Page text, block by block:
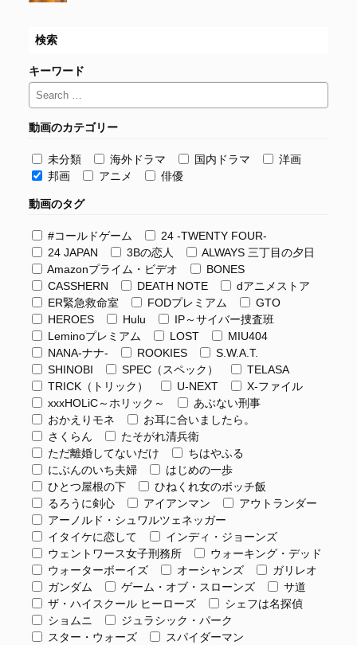
検索
キーワード
動画のカテゴリー
未分類 海外ドラマ 国内ドラマ
洋画
邦画
アニメ 俳優
動画のタグ
#コールドゲーム
24 -TWENTY FOUR-
24 JAPAN
3Bの恋人
ALWAYS 三丁目の夕日
Amazonプライム・ビデオ
BONES
CASSHERN
DEATH NOTE
dアニメストア
ER緊急救命室
FODプレミアム
GTO
HEROES
Hulu
IP～サイバー捜査班
Leminoプレミアム
LOST
MIU404
NANA-ナナ-
ROOKIES
S.W.A.T.
SHINOBI
SPEC（スペック）
TELASA
TRICK（トリック）
U-NEXT
X-ファイル
xxxHOLiC～ホリック～
あぶない刑事
おかえりモネ
お耳に合いましたら。
さくらん
たそがれ清兵衛
ただ離婚してないだけ
ちはやふる
にぶんのいち夫婦
はじめの一歩
ひとつ屋根の下
ひねくれ女のボッチ飯
るろうに剣心
アイアンマン
アウトランダー
アーノルド・シュワルツェネッガー
イタイケに恋して
インディ・ジョーンズ
ウェントワース女子刑務所
ウォーキング・デッド
ウォーターボーイズ
オーシャンズ
ガリレオ
ガンダム
ゲーム・オブ・スローンズ
サ道
ザ・ハイスクール ヒーローズ
シェフは名探偵
ショムニ
ジュラシック・パーク
スター・ウォーズ
スパイダーマン